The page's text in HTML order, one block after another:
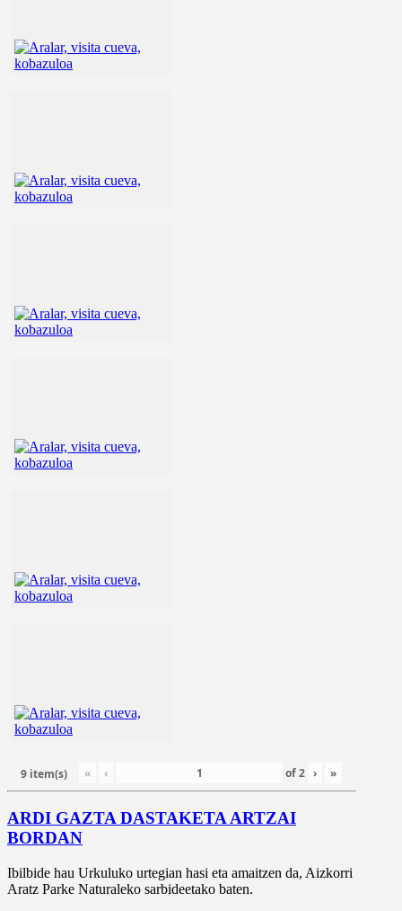
9 item(s) « ‹ of2 › »
ARDI GAZTA DASTAKETA ARTZAI
BORDAN
Ibilbide hau Urkuluko urtegian hasi eta amaitzen da, Aizkorri
Aratz Parke Naturaleko sarbideetako baten.